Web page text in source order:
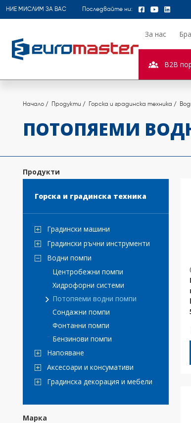
НИЕ МИСЛИМ ЗА ВАС Последвайте ни:
За нас
B2B
Начало Продукти Горска и градинска техника
ПОТОПЯЕМИ
Продукти
Горска и градинска техника
Градински машини
Градински ръчни инструменти
Водни помпи
Центробежни помпи
Хидрофорни системи
Потопяеми водни помпи
Сондажни помпи
Фонтанни помпи
Бензинови помпи
Напояване
Аксесоари и консумативи
Градинска декорация и мебели
Марка